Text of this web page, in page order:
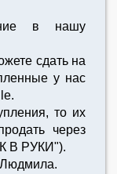
в нашу
сдать на
у нас
то их
через
В РУКИ").